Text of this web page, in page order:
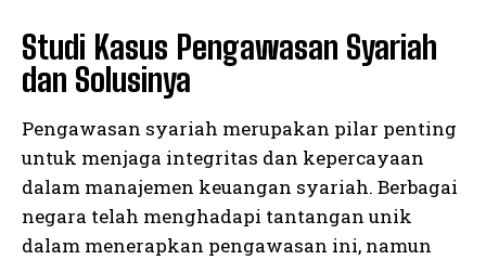
Studi Kasus Pengawasan Syariah
dan Solusinya
Pengawasan syariah merupakan pilar penting
untuk menjaga integritas dan kepercayaan
dalam manajemen keuangan syariah. Berbagai
negara telah menghadapi tantangan unik
dalam menerapkan pengawasan ini, namun